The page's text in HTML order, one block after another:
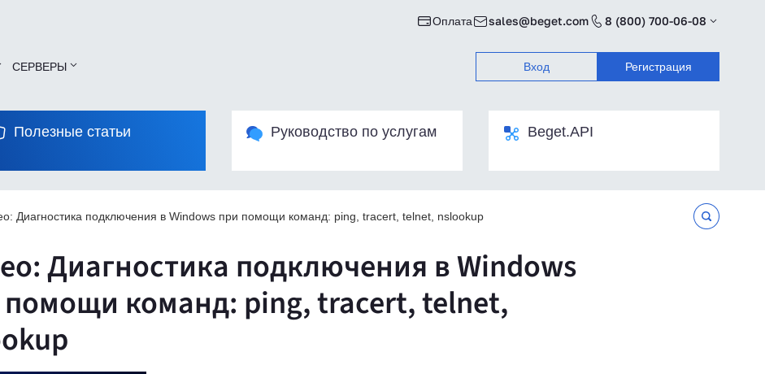
Оплата sales@beget.com 8 (800) 700-06-08
СЕРВЕРЫ Вход Регистрация
Полезные статьи Руководство по услугам Beget.API
Диагностика подключения в Windows при помощи команд: ping, tracert, telnet, nslookup
Диагностика подключения в Windows
команд: ping, tracert, telnet,